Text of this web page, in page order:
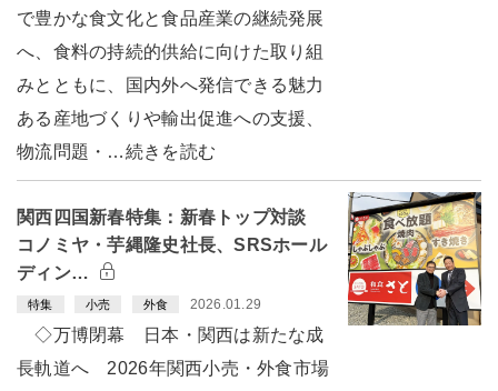
で豊かな食文化と食品産業の継続発展
へ、食料の持続的供給に向けた取り組
みとともに、国内外へ発信できる魅力
ある産地づくりや輸出促進への支援、
物流問題・…続きを読む
関西四国新春特集：新春トップ対談
コノミヤ・芋縄隆史社長、SRSホール
ディン…
特集 小売 外食 2026.01.29
◇万博閉幕 日本・関西は新たな成
長軌道へ 2026年関西小売・外食市場